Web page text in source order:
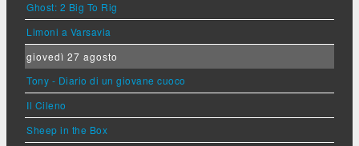
Ghost: 2 Big To Rig
Limoni a Varsavia
giovedì 27 agosto
Tony - Diario di un giovane cuoco
Il Cileno
Sheep in the Box